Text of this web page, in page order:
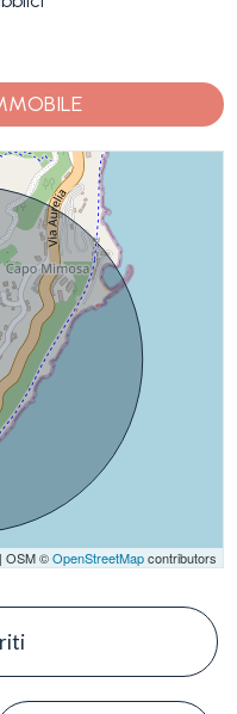
OSM ©OpenStreetMapcontributors